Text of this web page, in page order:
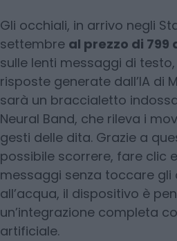
Gli occhiali, in arrivo negli
settembre al prezzo di 799
sulle lenti messaggi di
risposte generate dall’IA di
sarà un braccialetto
Neural Band, che rileva i
gesti delle dita. Grazie a
possibile scorrere, fare clic
messaggi senza toccare gli
all’acqua, il dispositivo è
un’integrazione completa
artificiale.